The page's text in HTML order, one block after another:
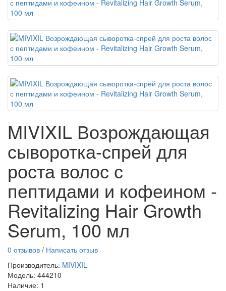
MIVIXIL Возрождающая
сыворотка-спрей для
роста волос с
пептидами и кофеином -
Revitalizing Hair Growth
Serum, 100 мл
0 отзывов / Написать отзыв
Производитель: MIVIXIL
Модель: 444210
Наличие: 1